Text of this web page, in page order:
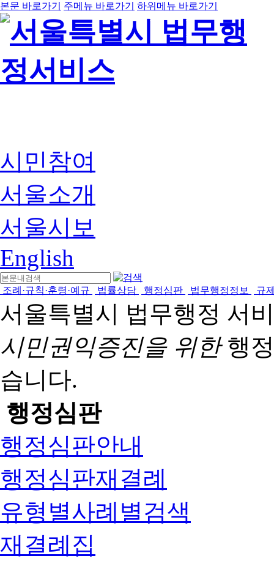
본문 바로가기 주메뉴 바로가기 하위메뉴 바로가기
시민참여
서울소개
서울시보
English
조례·규칙·훈령·예규 법률상담 행정심판 법무행정정보 규
서울특별시 법무행정 서
시민권익증진을 위한행
습니다.
행정심판
행정심판안내
행정심판재결례
유형별사례별검색
재결례집